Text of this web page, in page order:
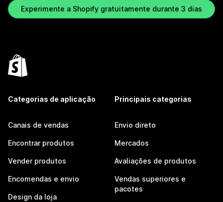
Experimente a Shopify gratuitamente durante 3 dias
Categorias de aplicação
Canais de vendas
Encontrar produtos
Vender produtos
Encomendas e envio
Design da loja
Principais categorias
Envio direto
Mercados
Avaliações de produtos
Vendas superiores e
pacotes